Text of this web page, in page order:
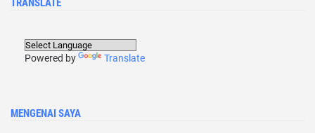
TRANSLATE
Powered by Translate
MENGENAI SAYA